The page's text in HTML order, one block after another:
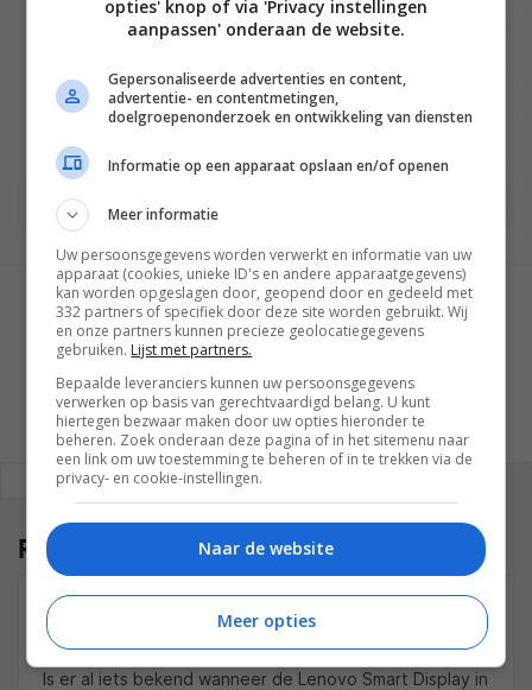
GESCHREVEN DOOR
WESLEY AKKERMAN
REAGEREN
Reacties
01 DECEMBER 2018 OM 15:15
Is er al iets bekend wanneer de Lenovo Smart Display in
opties' knop of via 'Privacy instellingen
aanpassen' onderaan de website.
Gepersonaliseerde advertenties en content,
advertentie- en contentmetingen,
doelgroepenonderzoek en ontwikkeling van diensten
Informatie op een apparaat opslaan en/of openen
Meer informatie
Uw persoonsgegevens worden verwerkt en informatie van uw
apparaat (cookies, unieke ID's en andere apparaatgegevens)
kan worden opgeslagen door, geopend door en gedeeld met
332 partners of specifiek door deze site worden gebruikt. Wij
en onze partners kunnen precieze geolocatiegegevens
gebruiken. Lijst met partners.
Bepaalde leveranciers kunnen uw persoonsgegevens
verwerken op basis van gerechtvaardigd belang. U kunt
hiertegen bezwaar maken door uw opties hieronder te
beheren. Zoek onderaan deze pagina of in het sitemenu naar
een link om uw toestemming te beheren of in te trekken via de
privacy- en cookie-instellingen.
Naar de website
Meer opties